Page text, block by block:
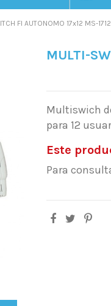
FI AUTONOMO 17x12 MS-1712
MULTI-
Multiswich
para 12
Este
Para